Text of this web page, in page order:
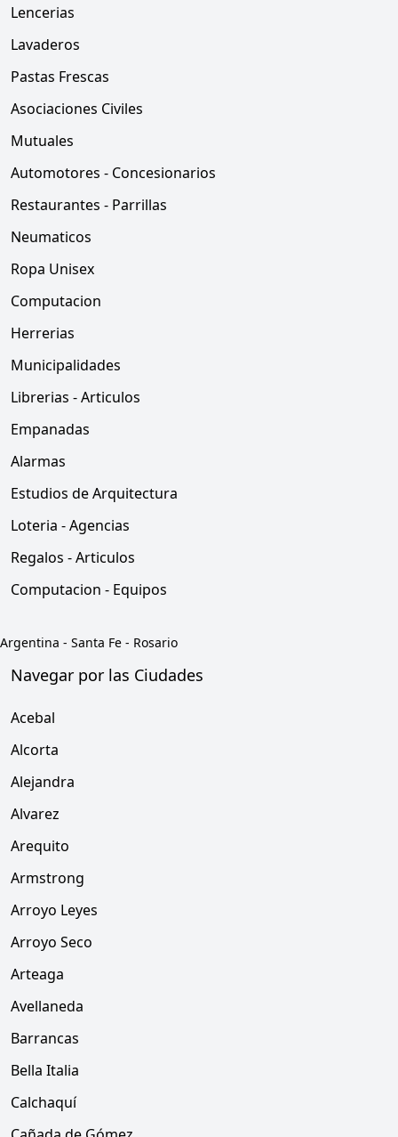
Lencerias
Lavaderos
Pastas Frescas
Asociaciones Civiles
Mutuales
Automotores - Concesionarios
Restaurantes - Parrillas
Neumaticos
Ropa Unisex
Computacion
Herrerias
Municipalidades
Librerias - Articulos
Empanadas
Alarmas
Estudios de Arquitectura
Loteria - Agencias
Regalos - Articulos
Computacion - Equipos
Argentina - Santa Fe - Rosario
Navegar por las Ciudades
Acebal
Alcorta
Alejandra
Alvarez
Arequito
Armstrong
Arroyo Leyes
Arroyo Seco
Arteaga
Avellaneda
Barrancas
Bella Italia
Calchaquí